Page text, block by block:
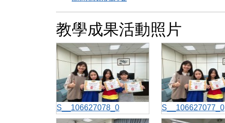
教學成果活動照片
S__106627078_0 S__106627077_0